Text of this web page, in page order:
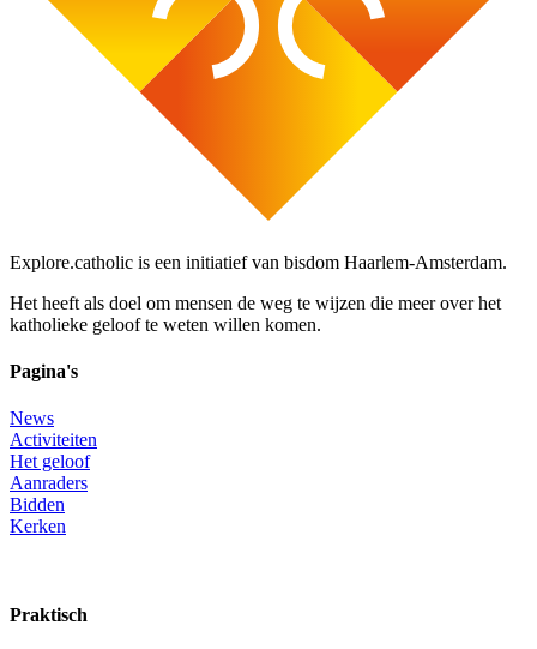
Explore.catholic is een initiatief van bisdom Haarlem-Amsterdam.
Het heeft als doel om mensen de weg te wijzen die meer over het
katholieke geloof te weten willen komen.
Pagina's
News
Activiteiten
Het geloof
Aanraders
Bidden
Kerken
Praktisch